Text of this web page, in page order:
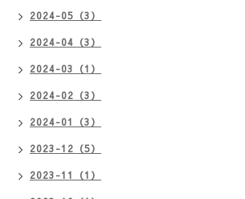
2024-05（3）
2024-04（3）
2024-03（1）
2024-02（3）
2024-01（3）
2023-12（5）
2023-11（1）